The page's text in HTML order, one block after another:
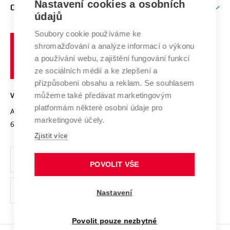
E-přihláška
Doktorské studium
Podpora podnikání
Mezinárodní vědecká rada
Systém zajišťování kvality výzkumu
Výzkumné infrastruktury
Transfer znalostí
Open Science
Projekty
Projekty ze strukturálních fondů
Specifický výzkum
Zahraniční spolupráce
Spolupráce se školami
Služby univerzity
Mezinárodní dohody
Univerzitní sítě
O UNIVERZITĚ
Profil univerzity
Udržitelná univerzita
Podnikavá univerzita / ContriBUTe
Bezpečná univerzita
Vyznamenání
Organizační struktura
Ochrana osobních údajů
odkaz)
učení
technické
Brně
VYSOKÉ UČENÍ TECHNICKÉ V BRNĚ
Antonínská 548/1
602 00 Brno
www.vut.cz
vut@vutbr.cz
Nastavení cookies a osobních
údajů
Soubory cookie používáme ke
shromažďování a analýze informací o výkonu
a používání webu, zajištění fungování funkcí
ze sociálních médií a ke zlepšení a
přizpůsobení obsahu a reklam. Se souhlasem
můžeme také předávat marketingovým
platformám některé osobní údaje pro
marketingové účely.
Zjistit více
POVOLIT VŠE
Nastavení
Povolit pouze nezbytné